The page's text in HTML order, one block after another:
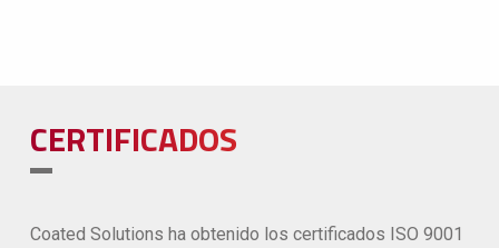
CERTIFICADOS
Coated Solutions ha obtenido los certificados ISO 9001